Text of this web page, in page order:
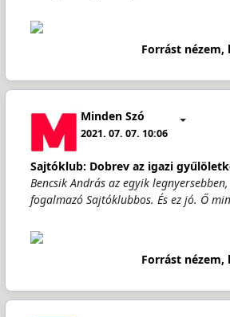
Forrást
Minden Szó
2021. 07. 07. 10:06
Sajtóklub: Dobrev az igazi
Bencsik András az egyik
fogalmazó Sajtóklubbos. És ez jó. Ő
Forrást